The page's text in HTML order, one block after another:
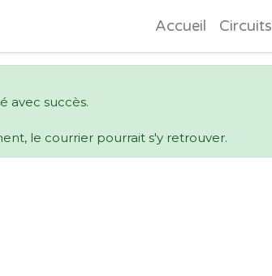
Accueil Circuits
avec succès.
le courrier pourrait s'y retrouver.